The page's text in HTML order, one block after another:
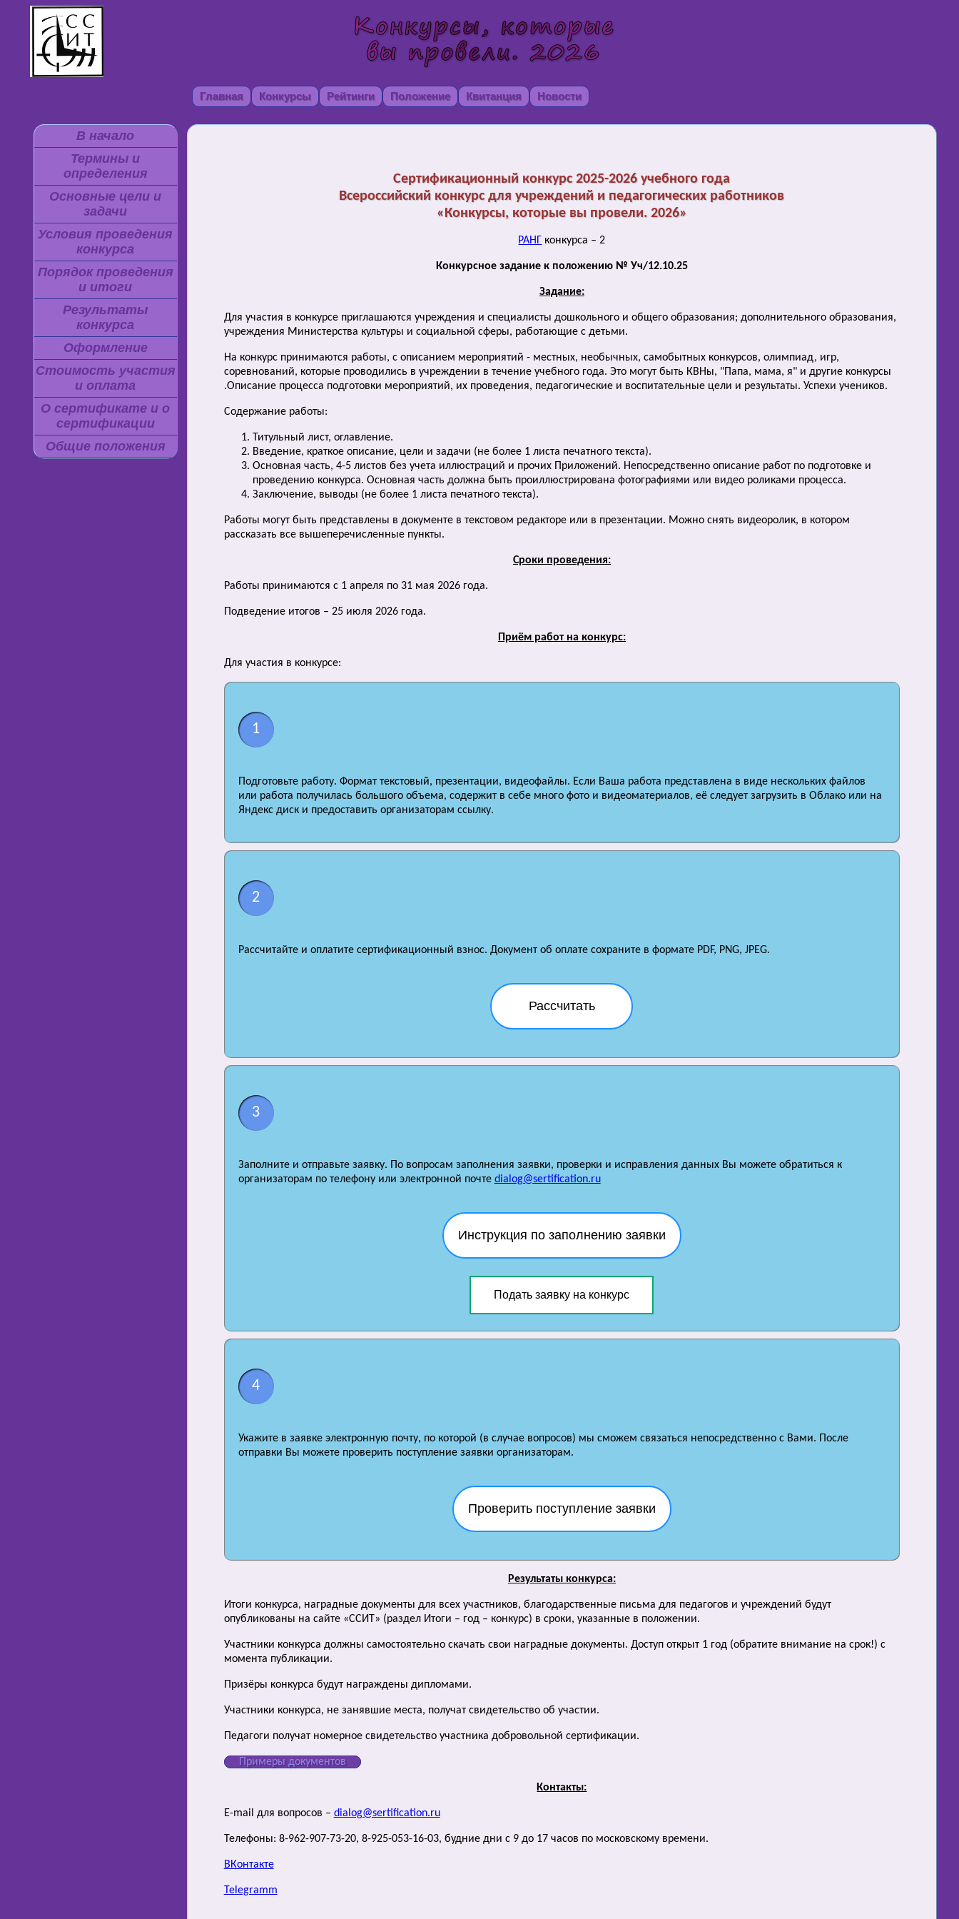
Главная Конкурсы Рейтинги Положение Квитанция Новости
В начало
Термины и
определения
Основные цели и
задачи
Условия проведения
конкурса
Порядок проведения
и итоги
Результаты
конкурса
Оформление
Стоимость участия
и оплата
О сертификате и о
сертификации
Общие положения
Сертификационный конкурс 2025-2026 учебного года
Всероссийский конкурс для учреждений и педагогических работников
«Конкурсы, которые вы провели. 2026»
РАНГ конкурса – 2
Конкурсное задание к положению № Уч/12.10.25
Задание:
Для участия в конкурсе приглашаются учреждения и специалисты дошкольного и общего образования; дополнительного образования,
учреждения Министерства культуры и социальной сферы, работающие с детьми.
На конкурс принимаются работы, с описанием мероприятий - местных, необычных, самобытных конкурсов, олимпиад, игр,
соревнований, которые проводились в учреждении в течение учебного года. Это могут быть КВНы, "Папа, мама, я" и другие конкурсы
.Описание процесса подготовки мероприятий, их проведения, педагогические и воспитательные цели и результаты. Успехи учеников.
Содержание работы:
Титульный лист, оглавление.
Введение, краткое описание, цели и задачи (не более 1 листа печатного текста).
Основная часть, 4-5 листов без учета иллюстраций и прочих Приложений. Непосредственно описание работ по подготовке и
проведению конкурса. Основная часть должна быть проиллюстрирована фотографиями или видео роликами процесса.
Заключение, выводы (не более 1 листа печатного текста).
Работы могут быть представлены в документе в текстовом редакторе или в презентации. Можно снять видеоролик, в котором
рассказать все вышеперечисленные пункты.
Сроки проведения:
Работы принимаются с 1 апреля по 31 мая 2026 года.
Подведение итогов – 25 июля 2026 года.
Приём работ на конкурс:
Для участия в конкурсе:
1
Подготовьте работу. Формат текстовый, презентации, видеофайлы. Если Ваша работа представлена в виде нескольких файлов
или работа получилась большого объема, содержит в себе много фото и видеоматериалов, её следует загрузить в Облако или на
Яндекс диск и предоставить организаторам ссылку.
2
Рассчитайте и оплатите сертификационный взнос. Документ об оплате сохраните в формате PDF, PNG, JPEG.
Рассчитать
3
Заполните и отправьте заявку. По вопросам заполнения заявки, проверки и исправления данных Вы можете обратиться к
организаторам по телефону или электронной почте dialog@sertification.ru
Инструкция по заполнению заявки
Подать заявку на конкурс
4
Укажите в заявке электронную почту, по которой (в случае вопросов) мы сможем связаться непосредственно с Вами. После
отправки Вы можете проверить поступление заявки организаторам.
Проверить поступление заявки
Результаты конкурса:
Итоги конкурса, наградные документы для всех участников, благодарственные письма для педагогов и учреждений будут
опубликованы на сайте «ССИТ» (раздел Итоги – год – конкурс) в сроки, указанные в положении.
Участники конкурса должны самостоятельно скачать свои наградные документы. Доступ открыт 1 год (обратите внимание на срок!) с
момента публикации.
Призёры конкурса будут награждены дипломами.
Участники конкурса, не занявшие места, получат свидетельство об участии.
Педагоги получат номерное свидетельство участника добровольной сертификации.
Примеры документов
Контакты:
E-mail для вопросов – dialog@sertification.ru
Телефоны: 8-962-907-73-20, 8-925-053-16-03, будние дни с 9 до 17 часов по московскому времени.
ВКонтакте
Telegramm